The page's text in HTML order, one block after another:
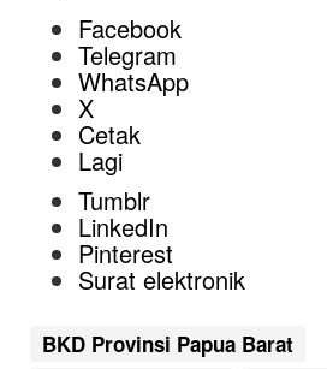
Facebook
Telegram
WhatsApp
X
Cetak
Lagi
Tumblr
LinkedIn
Pinterest
Surat elektronik
BKD Provinsi Papua Barat